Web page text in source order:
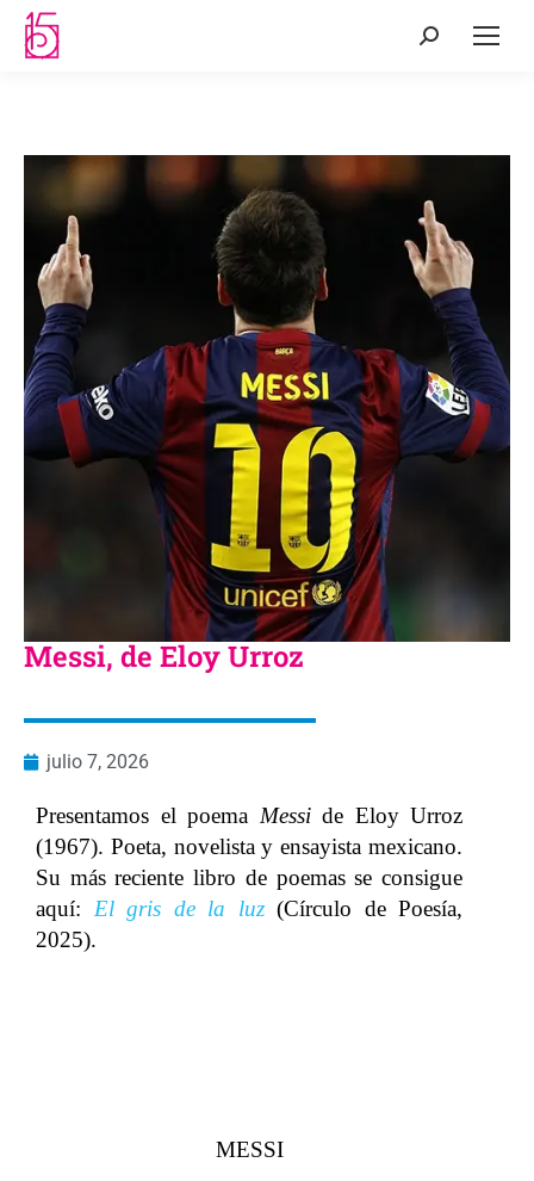
Messi, de Eloy Urroz
julio 7, 2026
Presentamos el poema Messide Eloy Urroz
(1967). Poeta, novelista y ensayista mexicano.
Su más reciente libro de poemas se consigue
aquí: El gris de la luz (Círculo de Poesía,
2025).
MESSI